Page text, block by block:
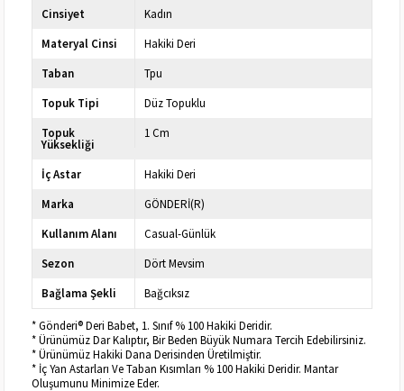
Cinsiyet
Kadın
Materyal Cinsi
Hakiki Deri
Taban
Tpu
Topuk Tipi
Düz Topuklu
Topuk
Yüksekliği
1 Cm
İç Astar
Hakiki Deri
Marka
GÖNDERİ(R)
Kullanım Alanı
Casual-Günlük
Sezon
Dört Mevsim
Bağlama Şekli
Bağcıksız
* Gönderi® Deri Babet, 1. Sınıf % 100 Hakiki Deridir.
* Ürünümüz Dar Kalıptır, Bir Beden Büyük Numara Tercih Edebilirsiniz.
* Ürünümüz Hakiki Dana Derisinden Üretilmiştir.
* İç Yan Astarları Ve Taban Kısımları % 100 Hakiki Deridir. Mantar
Oluşumunu Minimize Eder.